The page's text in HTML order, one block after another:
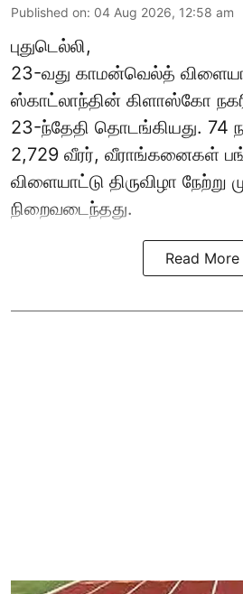
Published on: 04 Aug 2026, 12:58 am
புதுடெல்லி,
23-வது காமன்வெல்த்
ஸ்காட்லாந்தின் கிளாஸ்கோ
23-ந்தேதி தொடங்கியது. 74
2,729 வீரர், வீராங்கனைகள்
விளையாட்டு திருவிழா நேற்று
நிறைவடைந்தது.
Read More